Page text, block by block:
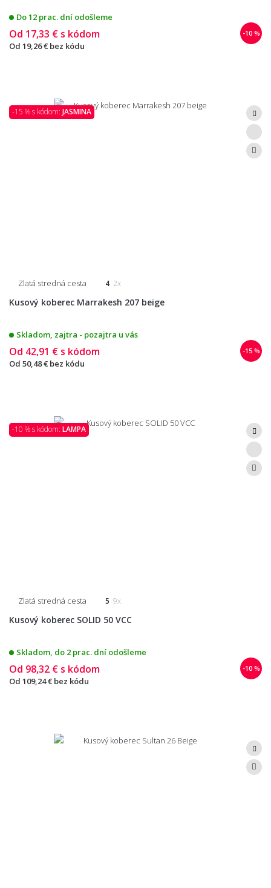
Do 12 prac. dní odošleme
-10 %
Od 17,33 € s kódom
Od 19,26 € bez kódu
-15 % s kódom: JASMINA
Zlatá stredná cesta 4 2x
Kusový koberec Marrakesh 207 beige
Skladom, zajtra - pozajtra u vás
-15 %
Od 42,91 € s kódom
Od 50,48 € bez kódu
-10 % s kódom: LAMPA
Zlatá stredná cesta 5 9x
Kusový koberec SOLID 50 VCC
Skladom, do 2 prac. dní odošleme
-10 %
Od 98,32 € s kódom
Od 109,24 € bez kódu